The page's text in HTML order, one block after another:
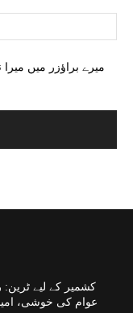
میرے براؤزر میں
کشمیر کے لیے
عوام کی خوشی،